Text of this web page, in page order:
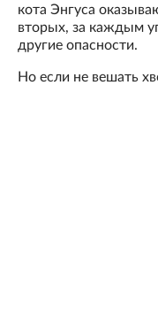
кота Энгуса
вторых, за каждым
другие опасности.
Но если не вешать